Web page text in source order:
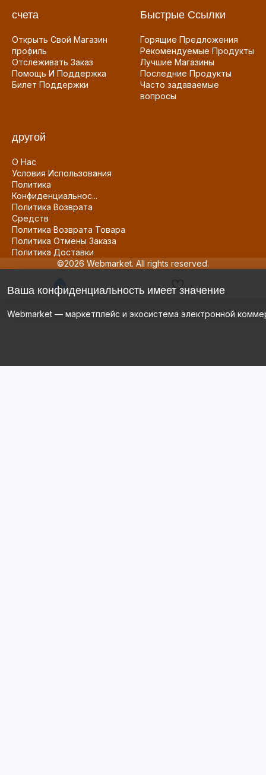
счета
Открыть Свой Магазин
профиль
Отслеживать Заказ
Помощь И Поддержка
Билет Поддержки
Быстрые Ссылки
Горящие Предложения
Рекомендуемые Продукты
Лучшие Магазины
Последние Продукты
Часто задаваемые
вопросы
другой
О Нас
Условия Использования
Политика
Конфиденциальнос...
Политика Возврата
Средств
Политика Возврата Товара
Политика Отмены Заказа
Политика Доставки
©2026 Webmarket. All rights reserved.
Ваша конфиденциальность имеет значение
Webmarket — маркетплейс и экосистема электронной